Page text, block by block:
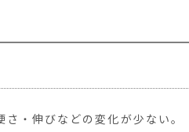
・伸びなどの変化が少ない。